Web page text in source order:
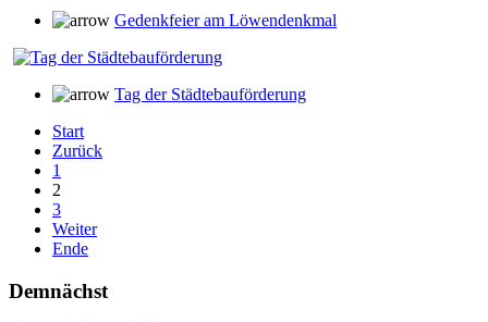
Gedenkfeier am Löwendenkmal
Tag der Städtebauförderung
Start
Zurück
1
2
3
Weiter
Ende
Demnächst